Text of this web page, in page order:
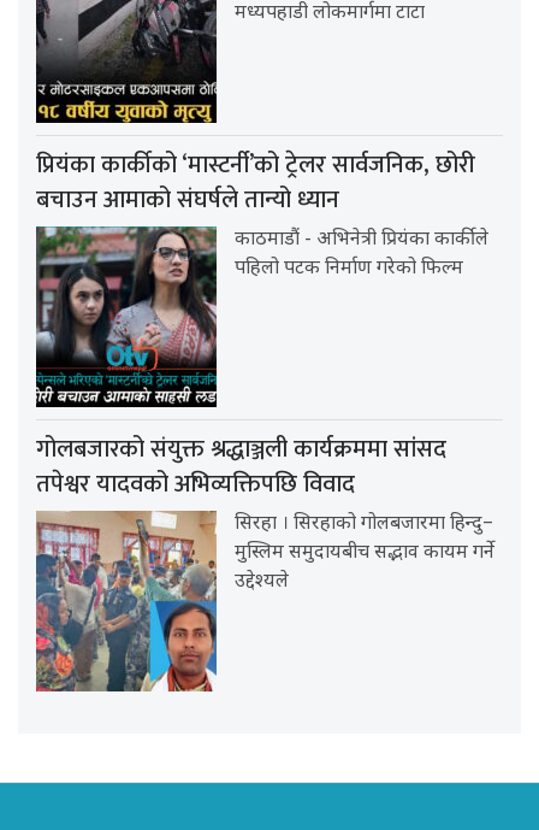
मध्यपहाडी लोकमार्गमा टाटा
प्रियंका कार्कीको ‘मास्टर्नी’को ट्रेलर सार्वजनिक, छोरी
बचाउन आमाको संघर्षले तान्यो ध्यान
काठमाडौं - अभिनेत्री प्रियंका कार्कीले
पहिलो पटक निर्माण गरेको फिल्म
गोलबजारको संयुक्त श्रद्धाञ्जली कार्यक्रममा सांसद
तपेश्वर यादवको अभिव्यक्तिपछि विवाद
सिरहा । सिरहाको गोलबजारमा हिन्दु–
मुस्लिम समुदायबीच सद्भाव कायम गर्ने
उद्देश्यले